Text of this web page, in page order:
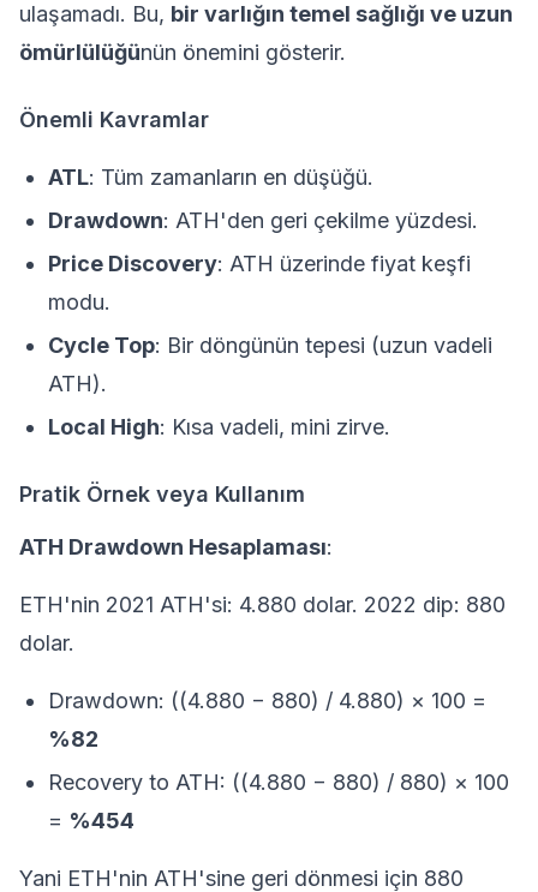
ulaşamadı. Bu, bir varlığın temel sağlığı ve uzun
ömürlülüğünün önemini gösterir.
Önemli Kavramlar
ATL: Tüm zamanların en düşüğü.
Drawdown: ATH'den geri çekilme yüzdesi.
Price Discovery: ATH üzerinde fiyat keşfi
modu.
Cycle Top: Bir döngünün tepesi (uzun vadeli
ATH).
Local High: Kısa vadeli, mini zirve.
Pratik Örnek veya Kullanım
ATH Drawdown Hesaplaması:
ETH'nin 2021 ATH'si: 4.880 dolar. 2022 dip: 880
dolar.
Drawdown: ((4.880 − 880) / 4.880) × 100 =
%82
Recovery to ATH: ((4.880 − 880) / 880) × 100
= %454
Yani ETH'nin ATH'sine geri dönmesi için 880